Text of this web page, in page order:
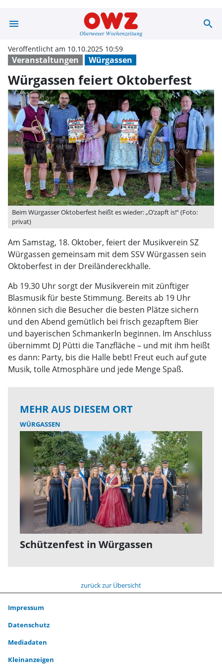
menu Würgassen search
Veranstaltungen Würgassen
Veröffentlicht am 10.10.2025 10:59
Würgassen feiert Oktoberfest
Beim Würgasser Oktoberfest heißt es wieder: „O’zapft is!“ (Foto:
privat)
Am Samstag, 18. Oktober, feiert der Musikverein SZ
Würgassen gemeinsam mit dem SSV Würgassen sein
Oktoberfest in der Dreiländereckhalle.
Ab 19.30 Uhr sorgt der Musikverein mit zünftiger
Blasmusik für beste Stimmung. Bereits ab 19 Uhr
können sich die Besucher die besten Plätze sichern
und den Abend gemütlich bei frisch gezapftem Bier
und bayerischen Schmankerln beginnen. Im Anschluss
übernimmt DJ Pütti die Tanzfläche – und mit ihm heißt
es dann: Party, bis die Halle bebt! Freut euch auf gute
Musik, tolle Atmosphäre und jede Menge Spaß.
MEHR AUS DIESEM ORT
WÜRGASSEN
Schützenfest in Würgassen
zurück zur Übersicht
Impressum
Datenschutz
Mediadaten
Kleinanzeigen